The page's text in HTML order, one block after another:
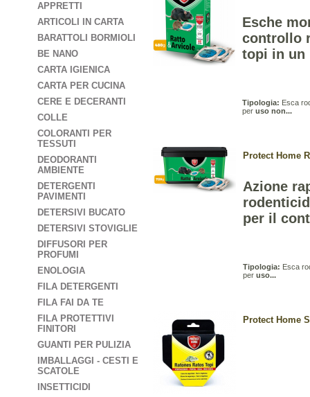
APPRETTI
ARTICOLI IN CARTA
BARATTOLI BORMIOLI
BE NANO
CARTA IGIENICA
CARTA PER CUCINA
CERE E DECERANTI
COLLE
COLORANTI PER
TESSUTI
DEODORANTI
AMBIENTE
DETERGENTI
PAVIMENTI
DETERSIVI BUCATO
DETERSIVI STOVIGLIE
DIFFUSORI PER
PROFUMI
ENOLOGIA
FILA DETERGENTI
FILA FAI DA TE
FILA PROTETTIVI
FINITORI
GUANTI PER PULIZIA
IMBALLAGGI - CESTI E
SCATOLE
INSETTICIDI
Esche
controllo
topi in un
Tipologia: Esca
per uso non...
Protect Home
Azione
per il
Tipologia: Esca
per uso...
Protect Home